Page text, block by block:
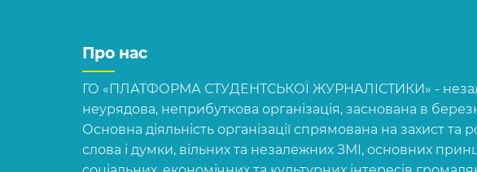
Про нас
ГО «ПЛАТФОРМА СТУДЕНТСЬКОЇ ЖУРНАЛІСТИКИ» -
неурядова, неприбуткова організація, заснована в
Основна діяльність організації спрямована на захист та
слова і думки, вільних та незалежних ЗМІ, основних